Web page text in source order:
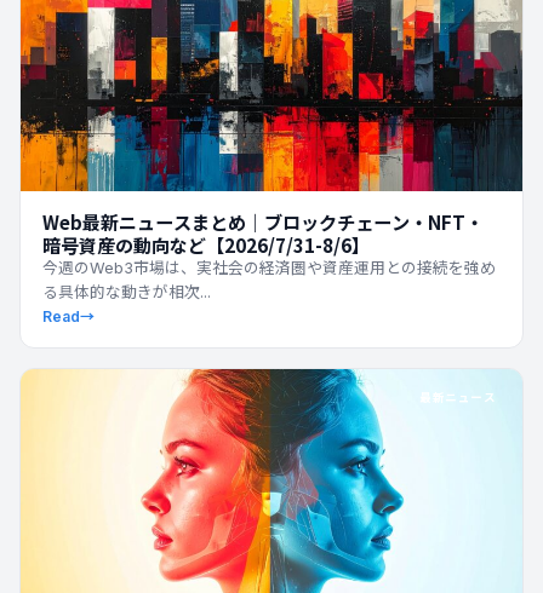
Web最新ニュースまとめ｜ブロックチェーン・NFT・
暗号資産の動向など【2026/7/31-8/6】
今週のWeb3市場は、実社会の経済圏や資産運用との接続を強め
る具体的な動きが相次...
Read→
最新ニュース